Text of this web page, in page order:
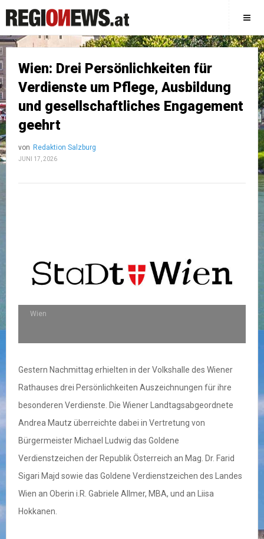
Wien: Drei Persönlichkeiten für
Verdienste um Pflege, Ausbildung
und gesellschaftliches Engagement
geehrt
von Redaktion Salzburg
JUNI 17, 2026
Wien
Gestern Nachmittag erhielten in der Volkshalle des Wiener
Rathauses drei Persönlichkeiten Auszeichnungen für ihre
besonderen Verdienste. Die Wiener Landtagsabgeordnete
Andrea Mautz überreichte dabei in Vertretung von
Bürgermeister Michael Ludwig das Goldene
Verdienstzeichen der Republik Österreich an Mag. Dr. Farid
Sigari Majd sowie das Goldene Verdienstzeichen des Landes
Wien an Oberin i.R. Gabriele Allmer, MBA, und an Liisa
Hokkanen.